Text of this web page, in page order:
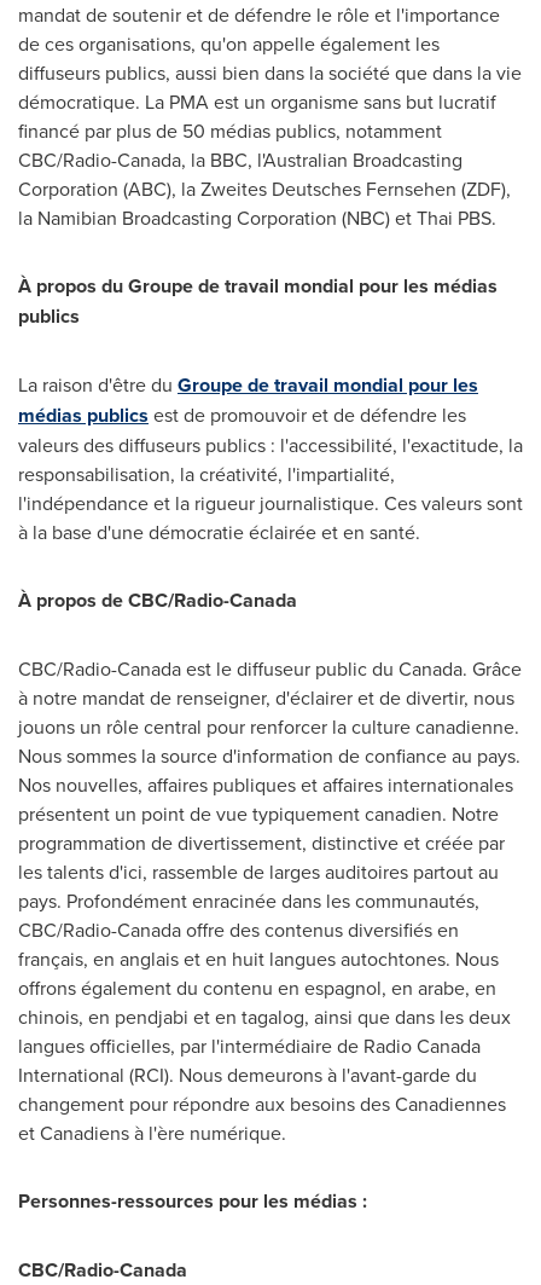
mandat de soutenir et de défendre le rôle et l'importance
de ces organisations, qu'on appelle également les
diffuseurs publics, aussi bien dans la société que dans la vie
démocratique. La PMA est un organisme sans but lucratif
financé par plus de 50 médias publics, notamment
CBC/Radio-Canada, la BBC, l'Australian Broadcasting
Corporation (ABC), la Zweites Deutsches Fernsehen (ZDF),
la Namibian Broadcasting Corporation (NBC) et Thai PBS.
À propos du Groupe de travail mondial pour les médias
publics
La raison d'être du Groupe de travail mondial pour les
médias publics est de promouvoir et de défendre les
valeurs des diffuseurs publics : l'accessibilité, l'exactitude, la
responsabilisation, la créativité, l'impartialité,
l'indépendance et la rigueur journalistique. Ces valeurs sont
à la base d'une démocratie éclairée et en santé.
À propos de CBC/Radio-Canada
CBC/Radio-Canada est le diffuseur public du Canada. Grâce
à notre mandat de renseigner, d'éclairer et de divertir, nous
jouons un rôle central pour renforcer la culture canadienne.
Nous sommes la source d'information de confiance au pays.
Nos nouvelles, affaires publiques et affaires internationales
présentent un point de vue typiquement canadien. Notre
programmation de divertissement, distinctive et créée par
les talents d'ici, rassemble de larges auditoires partout au
pays. Profondément enracinée dans les communautés,
CBC/Radio-Canada offre des contenus diversifiés en
français, en anglais et en huit langues autochtones. Nous
offrons également du contenu en espagnol, en arabe, en
chinois, en pendjabi et en tagalog, ainsi que dans les deux
langues officielles, par l'intermédiaire de Radio Canada
International (RCI). Nous demeurons à l'avant-garde du
changement pour répondre aux besoins des Canadiennes
et Canadiens à l'ère numérique.
Personnes-ressources pour les médias :
CBC/Radio-Canada